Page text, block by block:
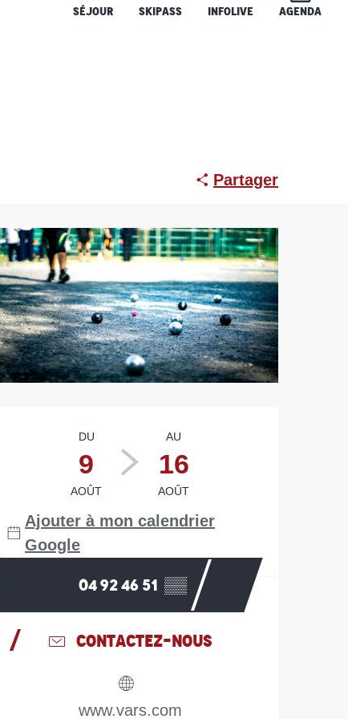
SÉJOUR SKIPASS INFOLIVE AGENDA
Partager
Ouverture et
DU
9
AOÛT
AU
16
AOÛT
Ajouter à mon calendrier
Google
04 92 46 51 ▒▒
CONTACTEZ-NOUS
www.vars.com